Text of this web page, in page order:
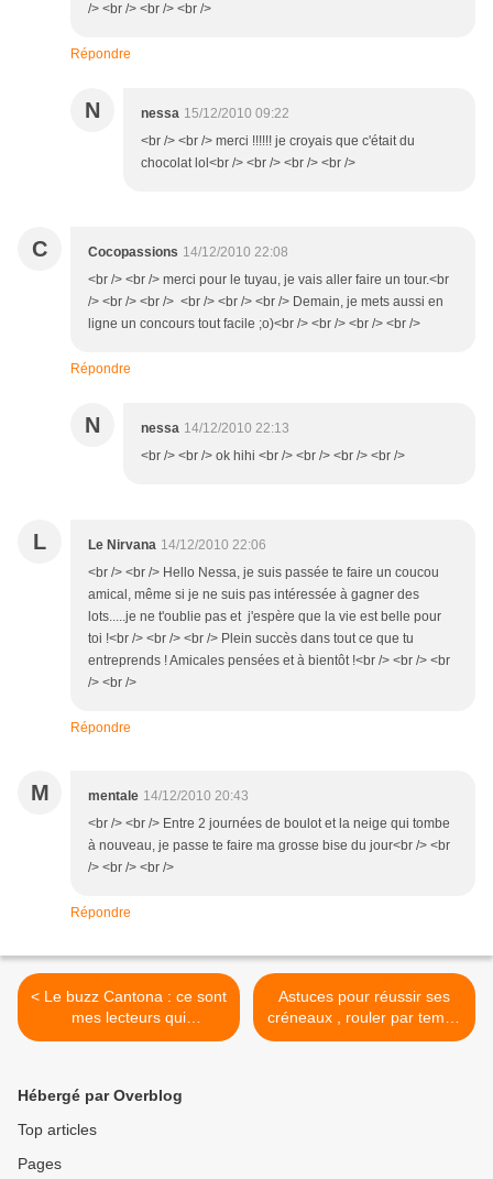
/> <br /> <br /> <br />
Répondre
N nessa 15/12/2010 09:22
<br /> <br /> merci !!!!!! je croyais que c'était du
chocolat lol<br /> <br /> <br /> <br />
C Cocopassions 14/12/2010 22:08
<br /> <br /> merci pour le tuyau, je vais aller faire un tour.<br
/> <br /> <br /> <br /> <br /> <br /> Demain, je mets aussi en
ligne un concours tout facile ;o)<br /> <br /> <br /> <br />
Répondre
N nessa 14/12/2010 22:13
<br /> <br /> ok hihi <br /> <br /> <br /> <br />
L Le Nirvana 14/12/2010 22:06
<br /> <br /> Hello Nessa, je suis passée te faire un coucou
amical, même si je ne suis pas intéressée à gagner des
lots.....je ne t'oublie pas et j'espère que la vie est belle pour
toi !<br /> <br /> <br /> Plein succès dans tout ce que tu
entreprends ! Amicales pensées et à bientôt !<br /> <br /> <br
/> <br />
Répondre
M mentale 14/12/2010 20:43
<br /> <br /> Entre 2 journées de boulot et la neige qui tombe
à nouveau, je passe te faire ma grosse bise du jour<br /> <br
/> <br /> <br />
Répondre
< Le buzz Cantona : ce sont
mes lecteurs qui
m'expliquent
Astuces pour réussir ses
créneaux , rouler par temps
de neige, moins polluer en
Hébergé par Overblog
Top articles
Pages